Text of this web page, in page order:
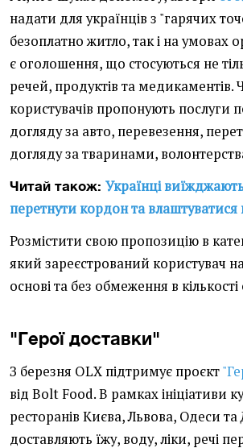
надати для українців з "гарячих
безоплатно житло, так і на умовах
є оголошення, що стосуються не
речей, продуктів та медикаментів.
користувачів пропонують послуги
догляду за авто, перевезення,
догляду за тваринами,
Читай також: Українці
перетнути кордон та влаштуватися
Розмістити свою пропозицію в
який зареєстрований користувач
основі та без обмеження в
"Герої доставки"
З березня OLX підтримує проєкт
від Bolt Food. В рамках ініціативи
ресторанів Києва, Львова, Одеси та
доставляють їжу, воду, ліки, речі